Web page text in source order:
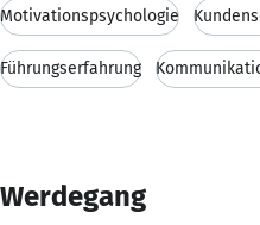
Motivationspsychologie
Führungserfahrung
Werdegang